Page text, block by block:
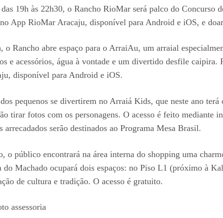
19h às 22h30, o Rancho RioMar será palco do
no App RioMar Aracaju, disponível para Android e iOS, e
o Rancho abre espaço para o ArraiAu, um arraial
e acessórios, água à vontade e um divertido desfile
disponível para Android e iOS.
pequenos se divertirem no Arraiá Kids, que neste ano
tirar fotos com os personagens. O acesso é feito
serão destinados ao Programa Mesa Brasil.
o público encontrará na área interna do shopping uma
do Machado ocupará dois espaços: no Piso L1 (próximo à
de cultura e tradição. O acesso é gratuito.
assessoria